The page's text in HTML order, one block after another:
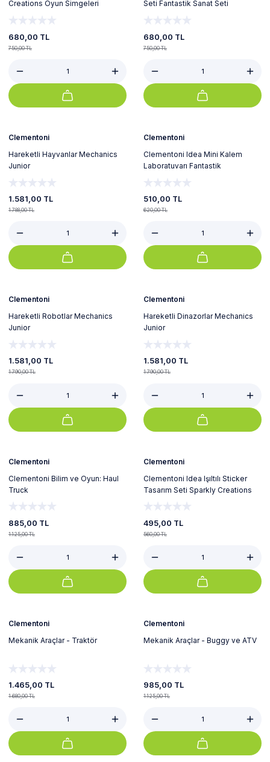
Creations Oyun Simgeleri
680,00 TL
750,00 TL
Seti Fantastik Sanat Seti
680,00 TL
750,00 TL
Clementoni
Hareketli Hayvanlar Mechanics
Junior
1.581,00 TL
1.788,00 TL
Yeni
Clementoni
Clementoni Idea Mini Kalem
Laboratuvarı Fantastik
510,00 TL
620,00 TL
Yeni
Clementoni
Hareketli Robotlar Mechanics
Junior
1.581,00 TL
1.790,00 TL
Clementoni
Hareketli Dinazorlar Mechanics
Junior
1.581,00 TL
1.790,00 TL
Yeni
Clementoni
Clementoni Bilim ve Oyun: Haul
Truck
885,00 TL
1.125,00 TL
Clementoni
Clementoni Idea Işıltılı Sticker
Tasarım Seti Sparkly Creations
Pop Style Sanat Seti Aktivite Seti
495,00 TL
560,00 TL
Yeni
Clementoni
Mekanik Araçlar - Traktör
1.465,00 TL
1.680,00 TL
Yeni
Clementoni
Mekanik Araçlar - Buggy ve ATV
985,00 TL
1.125,00 TL